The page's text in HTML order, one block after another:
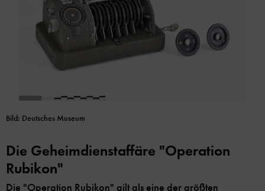
Bild: Deutsches Museum
Die Geheimdienstaffäre "Operation
Rubikon"
Die "Operation Rubikon" gilt als eine der größten